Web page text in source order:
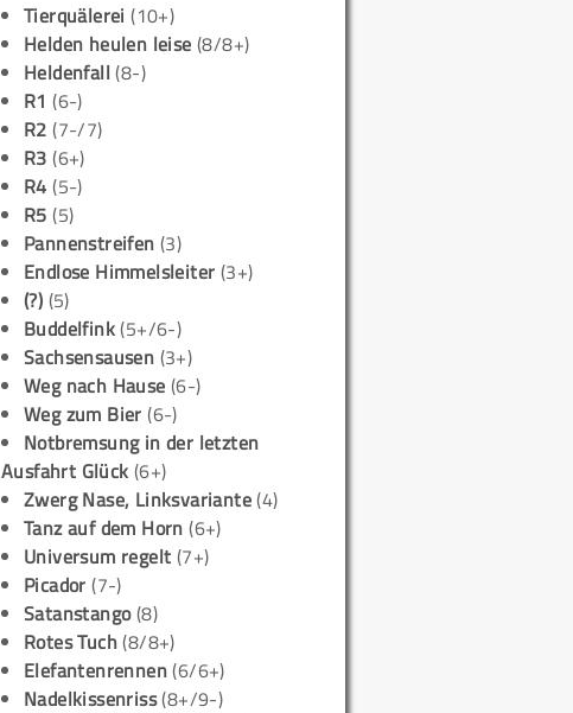
Tierquälerei (10+)
Helden heulen leise(8/8+)
Heldenfall(8-)
R1 (6-)
R2 (7-/7)
R3 (6+)
R4 (5-)
R5 (5)
Pannenstreifen (3)
Endlose Himmelsleiter (3+)
(?) (5)
Buddelfink(5+/6-)
Sachsensausen (3+)
Weg nach Hause (6-)
Weg zum Bier (6-)
Notbremsung in der letzten
Ausfahrt Glück (6+)
Zwerg Nase, Linksvariante(4)
Tanz auf dem Horn (6+)
Universum regelt (7+)
Picador (7-)
Satanstango(8)
Rotes Tuch(8/8+)
Elefantenrennen(6/6+)
Nadelkissenriss(8+/9-)